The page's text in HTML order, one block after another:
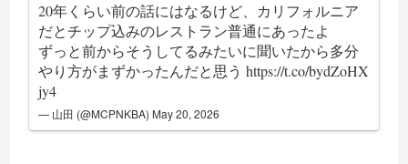
20年くらい前の話にはなるけど、カリフォルニア
だとチップ込みのレストラン普通にあったよ
ずっと前からそうしてるみたいに聞いたから多分
やり方がまずかったんだと思うhttps://t.co/bydZoHX
jy4
— 山田 (@MCPNKBA) May 20, 2026